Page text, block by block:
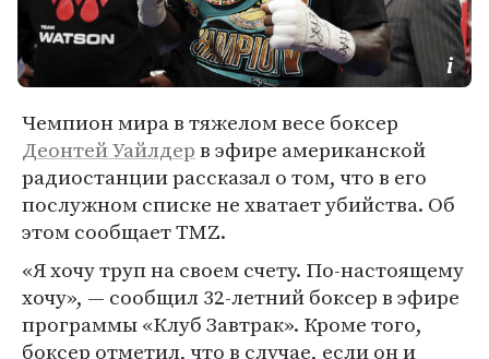
Чемпион мира в тяжелом весе боксер
Деонтей Уайлдерв эфире американской
радиостанции рассказал о том, что в его
послужном списке не хватает убийства. Об
этом сообщает TMZ.
«Я хочу труп на своем счету. По-настоящему
хочу», — сообщил 32-летний боксер в эфире
программы «Клуб Завтрак». Кроме того,
боксер отметил, что в случае, если он и